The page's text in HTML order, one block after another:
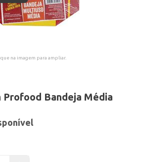
na imagem para ampliar.
Profood Bandeja Média